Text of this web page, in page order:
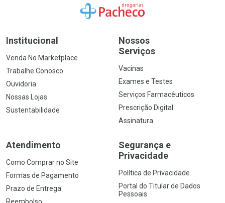
Ir para a Home
Institucional
Venda No Marketplace
Trabalhe Conosco
Ouvidoria
Nossas Lojas
Sustentabilidade
Nossos
Serviços
Vacinas
Exames e Testes
Serviços Farmacêuticos
Prescrição Digital
Assinatura
Atendimento
Como Comprar no Site
Formas de Pagamento
Prazo de Entrega
Reembolso
Segurança e
Privacidade
Política de Privacidade
Portal do Titular de Dados
Pessoais